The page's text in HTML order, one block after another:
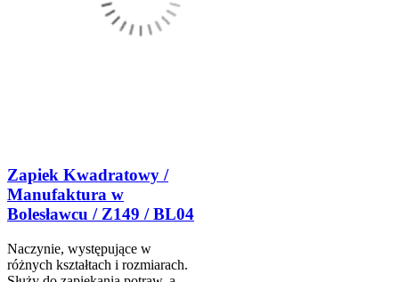
Zapiek Kwadratowy /
Manufaktura w
Bolesławcu / Z149 / BL04
Naczynie, występujące w
różnych kształtach i rozmiarach.